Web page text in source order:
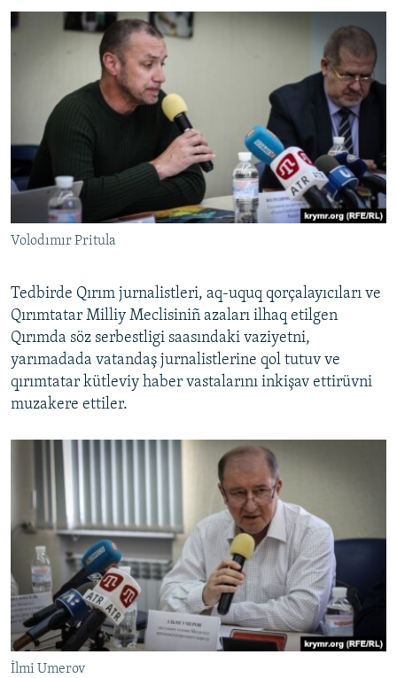
Volodımır Pritula
Tedbirde Qırım jurnalistleri, aq-uquq qorçalayıcıları ve
Qırımtatar Milliy Meclisiniñ azaları ilhaq etilgen
Qırımda söz serbestligi saasındaki vaziyetni,
yarımadada vatandaş jurnalistlerine qol tutuv ve
qırımtatar kütleviy haber vastalarını inkişav ettirüvni
muzakere ettiler.
İlmi Umerov